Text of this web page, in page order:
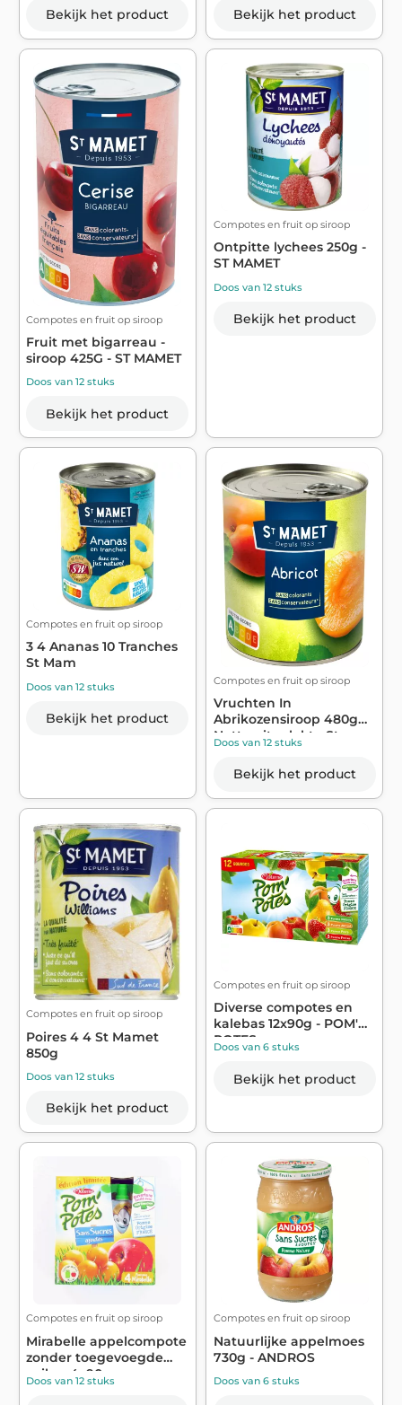
Bekijk het product Bekijk het product
Compotes en fruit op siroop
Fruit met bigarreau -
siroop 425G - ST MAMET
Doos van 12 stuks
Bekijk het product
Compotes en fruit op siroop
Ontpitte lychees 250g -
ST MAMET
Doos van 12 stuks
Bekijk het product
Compotes en fruit op siroop
3 4 Ananas 10 Tranches
St Mam
Doos van 12 stuks
Bekijk het product
Compotes en fruit op siroop
Vruchten In
Abrikozensiroop 480g
Netto uitgelekt - St...
Doos van 12 stuks
Bekijk het product
Compotes en fruit op siroop
Poires 4 4 St Mamet
850g
Doos van 12 stuks
Bekijk het product
Compotes en fruit op siroop
Diverse compotes en
kalebas 12x90g - POM'
POTES
Doos van 6 stuks
Bekijk het product
Compotes en fruit op siroop
Mirabelle appelcompote
zonder toegevoegde
suiker 4x90...
Doos van 12 stuks
Compotes en fruit op siroop
Natuurlijke appelmoes
730g - ANDROS
Doos van 6 stuks